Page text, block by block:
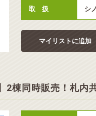
取 扱 シ
マイリストに追加
2棟同時販売！札内